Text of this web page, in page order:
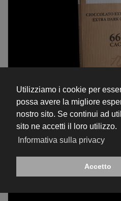
Utilizziamo i cookie per
possa avere la migliore
nostro sito. Se continui ad
sito ne accetti il loro utilizzo.
Informativa sulla privacy
Accetto
Tavoletta
Tavoletta di Cioccolato Extra
€
AGGIUNGI AL